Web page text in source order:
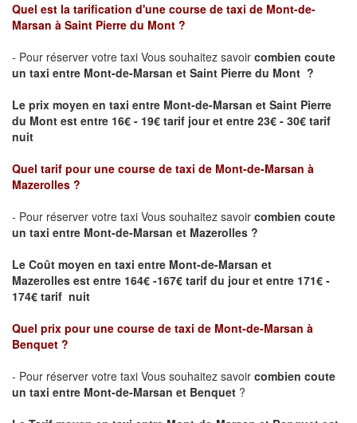
Quel est la tarification d'une course de taxi de Mont-de-
Marsan à Saint Pierre du Mont ?
- Pour réserver votre taxi Vous souhaitez savoir combien coute
un taxi entre Mont-de-Marsan et Saint Pierre du Mont ?
Le prix moyen en taxi entre Mont-de-Marsan et Saint Pierre
du Mont est entre 16€ - 19€ tarif jour et entre 23€ - 30€ tarif
nuit
Quel tarif pour une course de taxi de Mont-de-Marsan à
Mazerolles ?
- Pour réserver votre taxi Vous souhaitez savoir combien coute
un taxi entre Mont-de-Marsan et Mazerolles ?
Le Coût moyen en taxi entre Mont-de-Marsan et
Mazerolles est entre 164€ -167€ tarif du jour et entre 171€ -
174€ tarif nuit
Quel prix pour une course de taxi de Mont-de-Marsan à
Benquet ?
- Pour réserver votre taxi Vous souhaitez savoir combien coute
un taxi entre Mont-de-Marsan et Benquet ?